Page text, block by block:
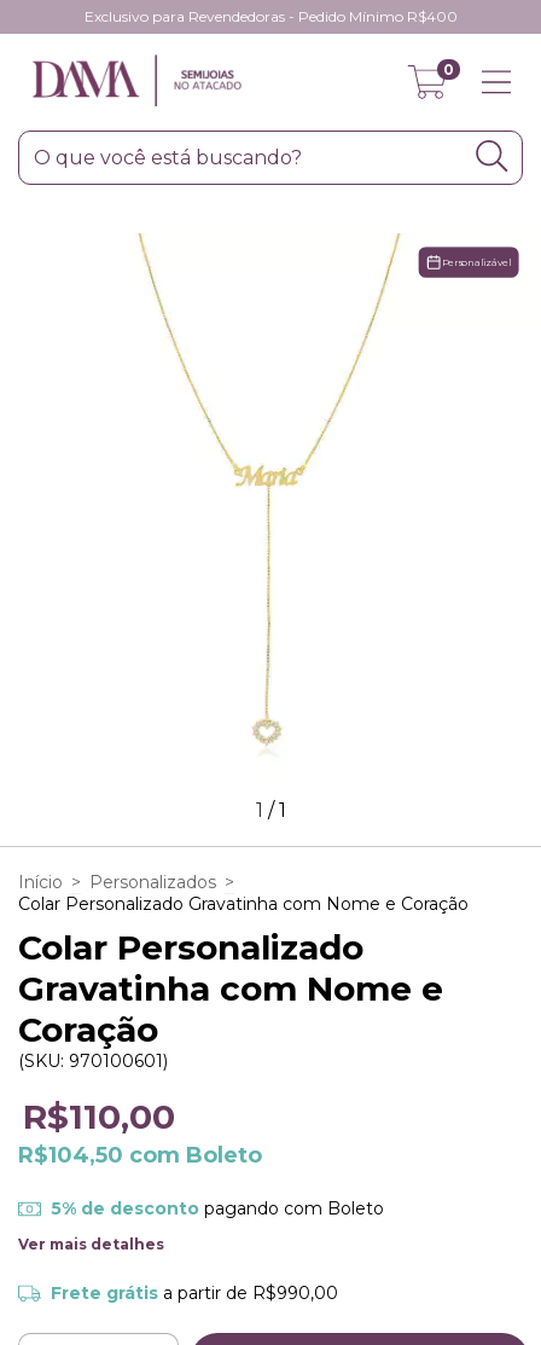
Exclusivo para Revendedoras - Pedido Mínimo R$400
0
Personalizável
1 /1
Início > Personalizados >
Colar Personalizado Gravatinha com Nome e Coração
Colar Personalizado
Gravatinha com Nome e
Coração
(SKU: 970100601)
R$110,00
R$104,50 com Boleto
5% de descontopagando com Boleto
Ver mais detalhes
Frete grátis a partir de R$990,00